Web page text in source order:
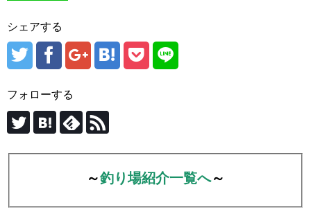
シェアする
フォローする
～釣り場紹介一覧へ～